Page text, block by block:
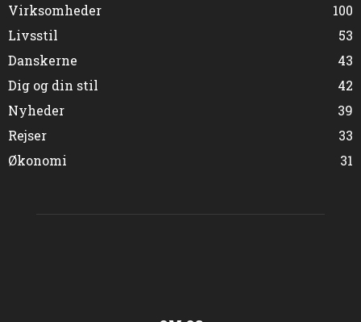
Virksomheder
100
Livsstil
53
Danskerne
43
Dig og din stil
42
Nyheder
39
Rejser
33
Økonomi
31